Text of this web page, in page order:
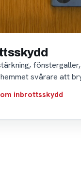
svårare att
inbrottsskydd